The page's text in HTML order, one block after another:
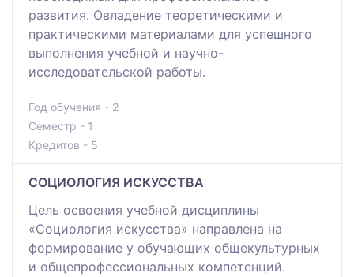
развития. Овладение теоретическими и
практическими материалами для успешного
выполнения учебной и научно-
исследовательской работы.
Год обучения - 2
Семестр - 1
Кредитов - 5
СОЦИОЛОГИЯ ИСКУССТВА
Цель освоения учебной дисциплины
«Социология искусства» направлена на
формирование у обучающих общекультурных
и общепрофессиональных компетенций.